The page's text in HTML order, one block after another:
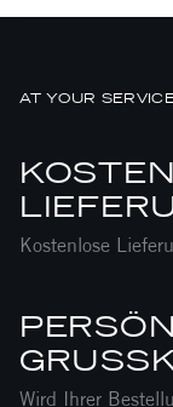
AT YOUR
Kostenlose
Wird Ihrer